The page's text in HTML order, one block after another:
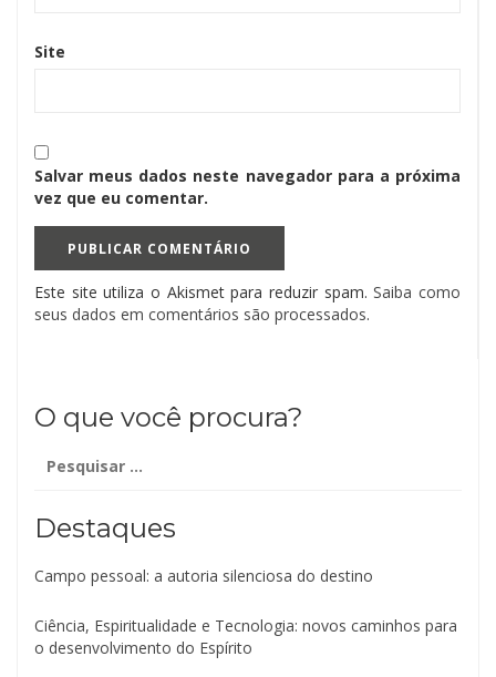
Site
Salvar meus dados neste navegador para a próxima
vez que eu comentar.
Este site utiliza o Akismet para reduzir spam.Saiba como
seus dados em comentários são processados.
O que você procura?
por:
Destaques
Campo pessoal: a autoria silenciosa do destino
Ciência, Espiritualidade e Tecnologia: novos caminhos para
o desenvolvimento do Espírito